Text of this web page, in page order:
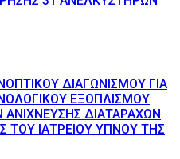
ΔΙΑΓΩΝΙΣΜΟΥ ΓΙΑ
ΕΞΟΠΛΙΣΜΟΥ
ΔΙΑΤΑΡΑΧΩΝ
ΤΟΥ ΙΑΤΡΕΙΟΥ ΥΠΝΟΥ ΤΗΣ